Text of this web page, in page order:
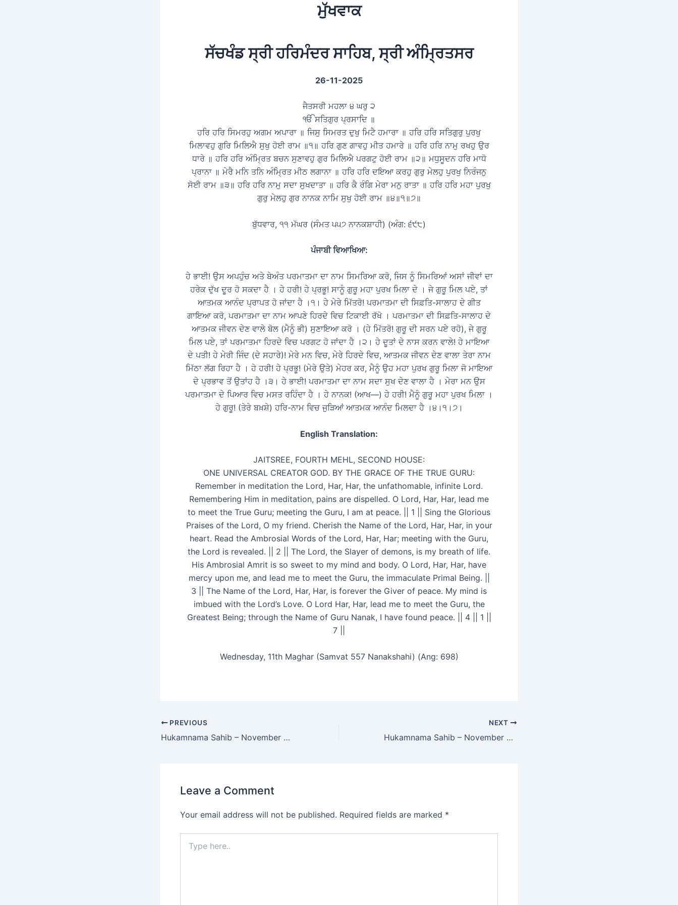
ਮੁੱਖਵਾਕ
ਸੱਚਖੰਡ ਸ੍ਰੀ ਹਰਿਮੰਦਰ ਸਾਹਿਬ, ਸ੍ਰੀ ਅੰਮ੍ਰਿਤਸਰ
26-11-2025
ਜੈਤਸਰੀ ਮਹਲਾ ੪ ਘਰੁ ੨
ੴ ਸਤਿਗੁਰ ਪ੍ਰਸਾਦਿ ॥
ਹਰਿ ਹਰਿ ਸਿਮਰਹੁ ਅਗਮ ਅਪਾਰਾ ॥ ਜਿਸੁ ਸਿਮਰਤ ਦੁਖੁ ਮਿਟੈ ਹਮਾਰਾ ॥ ਹਰਿ ਹਰਿ ਸਤਿਗੁਰੁ ਪੁਰਖੁ
ਮਿਲਾਵਹੁ ਗੁਰਿ ਮਿਲਿਐ ਸੁਖੁ ਹੋਈ ਰਾਮ ॥੧॥ ਹਰਿ ਗੁਣ ਗਾਵਹੁ ਮੀਤ ਹਮਾਰੇ ॥ ਹਰਿ ਹਰਿ ਨਾਮੁ ਰਖਹੁ ਉਰ
ਧਾਰੇ ॥ ਹਰਿ ਹਰਿ ਅੰਮ੍ਰਿਤ ਬਚਨ ਸੁਣਾਵਹੁ ਗੁਰ ਮਿਲਿਐ ਪਰਗਟੁ ਹੋਈ ਰਾਮ ॥੨॥ ਮਧੁਸੂਦਨ ਹਰਿ ਮਾਧੋ
ਪ੍ਰਾਨਾ ॥ ਮੇਰੈ ਮਨਿ ਤਨਿ ਅੰਮ੍ਰਿਤ ਮੀਠ ਲਗਾਨਾ ॥ ਹਰਿ ਹਰਿ ਦਇਆ ਕਰਹੁ ਗੁਰੁ ਮੇਲਹੁ ਪੁਰਖੁ ਨਿਰੰਜਨੁ
ਸੋਈ ਰਾਮ ॥੩॥ ਹਰਿ ਹਰਿ ਨਾਮੁ ਸਦਾ ਸੁਖਦਾਤਾ ॥ ਹਰਿ ਕੈ ਰੰਗਿ ਮੇਰਾ ਮਨੁ ਰਾਤਾ ॥ ਹਰਿ ਹਰਿ ਮਹਾ ਪੁਰਖੁ
ਗੁਰੁ ਮੇਲਹੁ ਗੁਰ ਨਾਨਕ ਨਾਮਿ ਸੁਖੁ ਹੋਈ ਰਾਮ ॥੪॥੧॥੭॥
ਬੁੱਧਵਾਰ, ੧੧ ਮੱਘਰ (ਸੰਮਤ ੫੫੭ ਨਾਨਕਸ਼ਾਹੀ) (ਅੰਗ: ੬੯੮)
ਪੰਜਾਬੀ ਵਿਆਖਿਆ:
ਹੇ ਭਾਈ! ਉਸ ਅਪਹੁੰਚ ਅਤੇ ਬੇਅੰਤ ਪਰਮਾਤਮਾ ਦਾ ਨਾਮ ਸਿਮਰਿਆ ਕਰੋ, ਜਿਸ ਨੂੰ ਸਿਮਰਿਆਂ ਅਸਾਂ ਜੀਵਾਂ ਦਾ
ਹਰੇਕ ਦੁੱਖ ਦੂਰ ਹੋ ਸਕਦਾ ਹੈ । ਹੇ ਹਰੀ! ਹੇ ਪ੍ਰਭੂ! ਸਾਨੂੰ ਗੁਰੂ ਮਹਾ ਪੁਰਖ ਮਿਲਾ ਦੇ । ਜੇ ਗੁਰੂ ਮਿਲ ਪਏ, ਤਾਂ
ਆਤਮਕ ਆਨੰਦ ਪ੍ਰਾਪਤ ਹੋ ਜਾਂਦਾ ਹੈ ।੧। ਹੇ ਮੇਰੇ ਮਿੱਤਰੋ! ਪਰਮਾਤਮਾ ਦੀ ਸਿਫ਼ਤਿ-ਸਾਲਾਹ ਦੇ ਗੀਤ
ਗਾਇਆ ਕਰੋ, ਪਰਮਾਤਮਾ ਦਾ ਨਾਮ ਆਪਣੇ ਹਿਰਦੇ ਵਿਚ ਟਿਕਾਈ ਰੱਖੋ । ਪਰਮਾਤਮਾ ਦੀ ਸਿਫ਼ਤਿ-ਸਾਲਾਹ ਦੇ
ਆਤਮਕ ਜੀਵਨ ਦੇਣ ਵਾਲੇ ਬੋਲ (ਮੈਨੂੰ ਭੀ) ਸੁਣਾਇਆ ਕਰੋ । (ਹੇ ਮਿੱਤਰੋ! ਗੁਰੂ ਦੀ ਸਰਨ ਪਏ ਰਹੋ), ਜੇ ਗੁਰੂ
ਮਿਲ ਪਏ, ਤਾਂ ਪਰਮਾਤਮਾ ਹਿਰਦੇ ਵਿਚ ਪਰਗਟ ਹੋ ਜਾਂਦਾ ਹੈ ।੨। ਹੇ ਦੂਤਾਂ ਦੇ ਨਾਸ ਕਰਨ ਵਾਲੇ! ਹੇ ਮਾਇਆ
ਦੇ ਪਤੀ! ਹੇ ਮੇਰੀ ਜਿੰਦ (ਦੇ ਸਹਾਰੇ)! ਮੇਰੇ ਮਨ ਵਿਚ, ਮੇਰੇ ਹਿਰਦੇ ਵਿਚ, ਆਤਮਕ ਜੀਵਨ ਦੇਣ ਵਾਲਾ ਤੇਰਾ ਨਾਮ
ਮਿੱਠਾ ਲੱਗ ਰਿਹਾ ਹੈ । ਹੇ ਹਰੀ! ਹੇ ਪ੍ਰਭੂ! (ਮੇਰੇ ਉਤੇ) ਮੇਹਰ ਕਰ, ਮੈਨੂੰ ਉਹ ਮਹਾ ਪੁਰਖ ਗੁਰੂ ਮਿਲਾ ਜੋ ਮਾਇਆ
ਦੇ ਪ੍ਰਭਾਵ ਤੋਂ ਉਤਾਂਹ ਹੈ ।੩। ਹੇ ਭਾਈ! ਪਰਮਾਤਮਾ ਦਾ ਨਾਮ ਸਦਾ ਸੁਖ ਦੇਣ ਵਾਲਾ ਹੈ । ਮੇਰਾ ਮਨ ਉਸ
ਪਰਮਾਤਮਾ ਦੇ ਪਿਆਰ ਵਿਚ ਮਸਤ ਰਹਿੰਦਾ ਹੈ । ਹੇ ਨਾਨਕ! (ਆਖ—) ਹੇ ਹਰੀ! ਮੈਨੂੰ ਗੁਰੂ ਮਹਾ ਪੁਰਖ ਮਿਲਾ ।
ਹੇ ਗੁਰੂ! (ਤੇਰੇ ਬਖ਼ਸ਼ੇ) ਹਰਿ-ਨਾਮ ਵਿਚ ਜੁੜਿਆਂ ਆਤਮਕ ਆਨੰਦ ਮਿਲਦਾ ਹੈ ।੪।੧।੭।
English Translation:
JAITSREE, FOURTH MEHL, SECOND HOUSE:
ONE UNIVERSAL CREATOR GOD. BY THE GRACE OF THE TRUE GURU:
Remember in meditation the Lord, Har, Har, the unfathomable, infinite Lord.
Remembering Him in meditation, pains are dispelled. O Lord, Har, Har, lead me
to meet the True Guru; meeting the Guru, I am at peace. || 1 || Sing the Glorious
Praises of the Lord, O my friend. Cherish the Name of the Lord, Har, Har, in your
heart. Read the Ambrosial Words of the Lord, Har, Har; meeting with the Guru,
the Lord is revealed. || 2 || The Lord, the Slayer of demons, is my breath of life.
His Ambrosial Amrit is so sweet to my mind and body. O Lord, Har, Har, have
mercy upon me, and lead me to meet the Guru, the immaculate Primal Being. ||
3 || The Name of the Lord, Har, Har, is forever the Giver of peace. My mind is
imbued with the Lord’s Love. O Lord Har, Har, lead me to meet the Guru, the
Greatest Being; through the Name of Guru Nanak, I have found peace. || 4 || 1 ||
7 ||
Wednesday, 11th Maghar (Samvat 557 Nanakshahi) (Ang: 698)
PREVIOUS
Hukamnama Sahib – November 25, 2025
NEXT
Hukamnama Sahib – November 27, 2025
Leave a Comment
Your email address will not be published. Required fields are marked *
here..